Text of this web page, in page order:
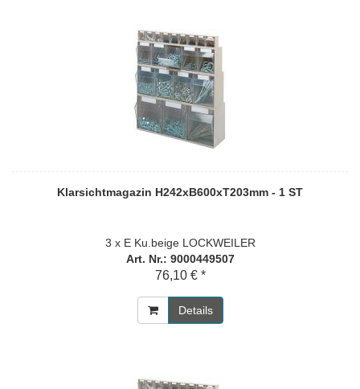
Klarsichtmagazin H242xB600xT203mm - 1 ST
3 x E Ku.beige LOCKWEILER
Art. Nr.: 9000449507
76,10 € *
Details